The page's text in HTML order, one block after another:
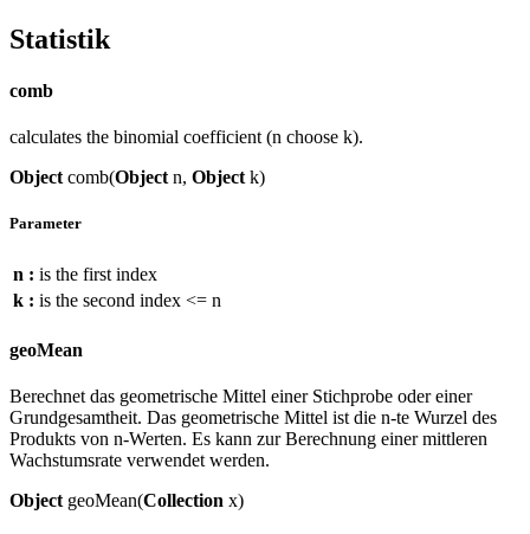
Statistik
comb
calculates the binomial coefficient (n choose k).
Object comb(Object n, Object k)
Parameter
n : is the first index
k : is the second index <= n
geoMean
Berechnet das geometrische Mittel einer Stichprobe oder einer
Grundgesamtheit. Das geometrische Mittel ist die n-te Wurzel des
Produkts von n-Werten. Es kann zur Berechnung einer mittleren
Wachstumsrate verwendet werden.
Object geoMean(Collection x)